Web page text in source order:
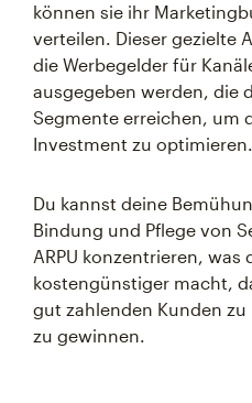
können sie ihr
verteilen. Dieser gezielte
die Werbegelder für
ausgegeben werden, die
Segmente erreichen, um
Investment zu optimieren.
Du kannst deine
Bindung und Pflege von
ARPU konzentrieren,
kostengünstiger macht,
gut zahlenden Kunden
zu gewinnen.